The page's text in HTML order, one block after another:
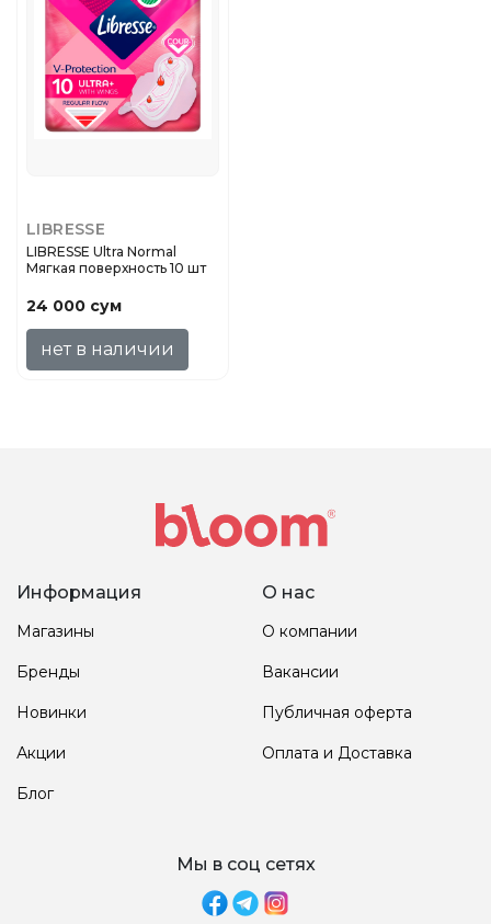
LIBRESSE
LIBRESSE Ultra Normal
Мягкая поверхность 10 шт
24 000 сум
нет в наличии
Информация
Магазины
Бренды
Новинки
Акции
Блог
О нас
О компании
Вакансии
Публичная оферта
Оплата и Доставка
Мы в соц сетях